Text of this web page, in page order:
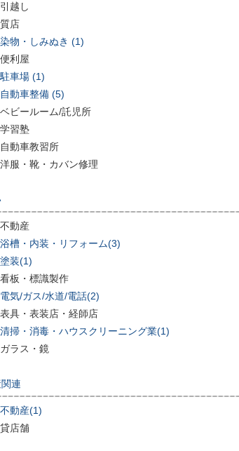
引越し
質店
染物・しみぬき (1)
便利屋
駐車場 (1)
自動車整備 (5)
ベビールーム/託児所
学習塾
自動車教習所
洋服・靴・カバン修理
不動産
浴槽・内装・リフォーム(3)
塗装(1)
看板・標識製作
電気/ガス/水道/電話(2)
表具・表装店・経師店
清掃・消毒・ハウスクリーニング業(1)
ガラス・鏡
連
不動産(1)
貸店舗